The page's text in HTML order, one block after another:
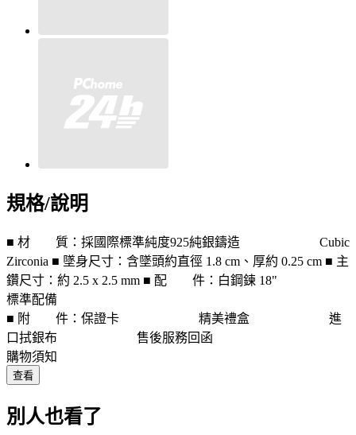
規格/說明
■ 材 質：採國際標準純度925純銀鑄造 Cubic
Zirconia ■ 墜身尺寸：含墜頭約直徑 1.8 cm、厚約 0.25 cm ■ 主
鑽尺寸：約 2.5 x 2.5 mm ■ 配 件：白鋼鍊 18"
標準配備
■ 附 件：保證卡 精美禮盒 進
口拭銀布 售後服務回函
購物須知
查看
別人也看了